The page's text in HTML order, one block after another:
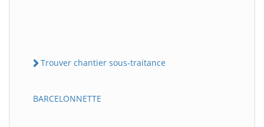
Trouver chantier sous-traitance
BARCELONNETTE